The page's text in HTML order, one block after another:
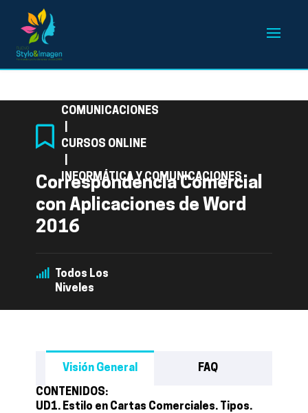
COMUNICACIONES
CURSOS ONLINE
INFORMÁTICA Y COMUNICACIONES
Correspondencia Comercial
con Aplicaciones de Word
2016
Todos Los
Niveles
Visión General FAQ
CONTENIDOS:
UD1. Estilo en Cartas Comerciales. Tipos.